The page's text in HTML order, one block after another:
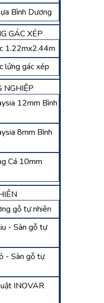
Bình Dương
GÁC XÉP
1.22mx2.44m
lửng gác xép
NGHIỆP
12mm Bình
8mm Bình
Cá 10mm
gỗ tự nhiên
- Sàn gỗ tự
- Sàn gỗ tự
INOVAR